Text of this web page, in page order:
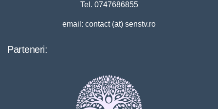
Tel. 0747686855
email: contact (at) senstv.ro
Parteneri: